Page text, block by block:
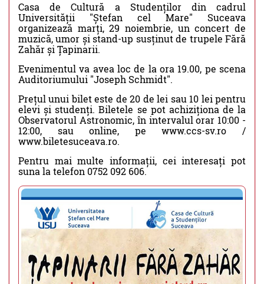
Casa de Cultură a Studenților din cadrul
Universității "Ștefan cel Mare" Suceava
organizează marți, 29 noiembrie, un concert de
muzică, umor și stand-up susținut de trupele Fără
Zahăr și Țapinarii.
Evenimentul va avea loc de la ora 19.00, pe scena
Auditoriumului "Joseph Schmidt".
Prețul unui bilet este de 20 de lei sau 10 lei pentru
elevi și studenți. Biletele se pot achiziționa de la
Observatorul Astronomic, în intervalul orar 10:00 -
12:00, sau online, pe www.ccs-sv.ro /
www.biletesuceava.ro.
Pentru mai multe informații, cei interesați pot
suna la telefon 0752 092 606.